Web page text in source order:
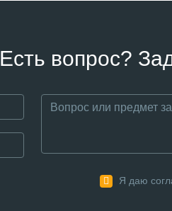
Есть вопрос?
Я даю